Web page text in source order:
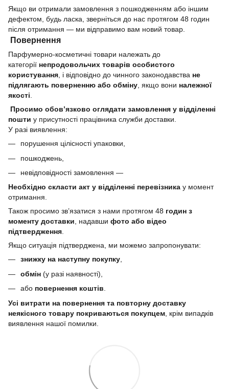
Якщо ви отримали замовлення з пошкодженням або іншим
дефектом, будь ласка, зверніться до нас протягом 48 годин
після отримання — ми відправимо вам новий товар.
Повернення
Парфумерно-косметичні товари належать до
категорії непродовольчих товарів особистого
користування, і відповідно до чинного законодавства не
підлягають поверненню або обміну, якщо вони належної
якості.
Просимо обов’язково оглядати замовлення у відділенні
пошти у присутності працівника служби доставки.
У разі виявлення:
порушення цілісності упаковки,
пошкоджень,
невідповідності замовлення —
Необхідно скласти акт у відділенні перевізника у момент
отримання.
Також просимо зв’язатися з нами протягом 48 годин з
моменту доставки, надавши фото або відео
підтвердження.
Якщо ситуація підтверджена, ми можемо запропонувати:
знижку на наступну покупку,
обмін (у разі наявності),
або повернення коштів
Усі витрати на повернення та повторну доставку
неякісного товару покриваються покупцем , крім випадків
виявлення нашої помилки.